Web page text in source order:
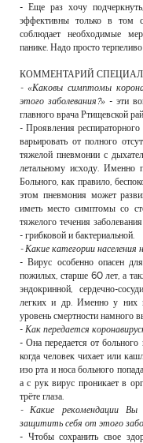
- Еще раз хочу
эффективны только в том
соблюдает необходимые
панике. Надо просто
КОММЕНТАРИЙ
- «Каковы симптомы
этого заболевания?»- эти
главного врача Ртищевской
- Проявления
варьировать от полного
тяжелой пневмонии с
летальному исходу. Именно
Больного, как правило,
этом пневмония может
иметь место симптомы со
тяжелого течения
- грибковой и бактериальной.
- Какие категории населения
- Вирус особенно опасен
пожилых, старше 60 лет, а
эндокринной, сердечно-
легких и др. Именно у них
уровень смертности намного
- Как передается
- Она передается от больного
когда человек чихает или
изо рта и носа больного
а с рук вирус проникает в
трёте глаза.
- Какие рекомендации
защитить себя от этого
- Чтобы сохранить свое